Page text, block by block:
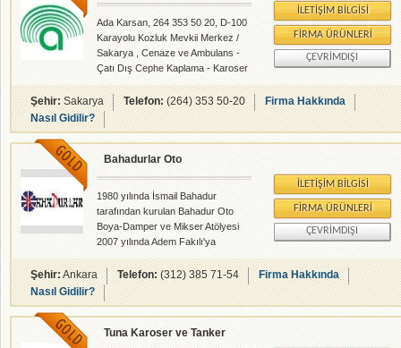
Ada Karsan, 264 353 50 20, D-100
Karayolu Kozluk Mevkii Merkez /
Sakarya , Cenaze ve Ambulans -
Çatı Dış Cephe Kaplama - Karoser
İmalatı - rehberalem.com
alanlarında faliyet gösteren
firmamızdır.
İLETIŞIM BILGISI
FIRMA ÜRÜNLERI
ÇEVRIMDIŞI
Şehir:Sakarya Telefon:(264) 353 50-20
Firma Hakkında
Nasıl Gidilir?
Bahadurlar Oto
1980 yılında İsmail Bahadur
tarafından kurulan Bahadur Oto
Boya-Damper ve Mikser Atölyesi
2007 yılında Adem Fakılı'ya
devredilmiştir.Halen 500 m2 kapalı
alanında on kişilik uzman kadrosu
ile siz değerli müşterilerine hizmet
vermektedir.
İLETIŞIM BILGISI
FIRMA ÜRÜNLERI
ÇEVRIMDIŞI
Şehir:Ankara Telefon:(312) 385 71-54
Firma Hakkında
Nasıl Gidilir?
Tuna Karoser ve Tanker